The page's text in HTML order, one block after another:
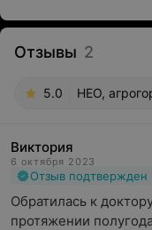
Отзывы 2
5.0 НЕО,
Виктория
6 октября 2023
Отзыв подтвержден
Обратилась к
протяжении